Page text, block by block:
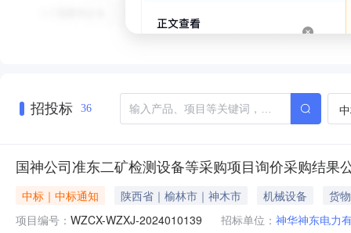
招投标 36
国神公司准东二矿检测设备等采购项目询价采购结果
中标｜中标通知 陕西省｜榆林市｜神木市 机械设备
货物
项目编号： WZCX-WZXJ-2024010139 招标单位： 神华神东电力